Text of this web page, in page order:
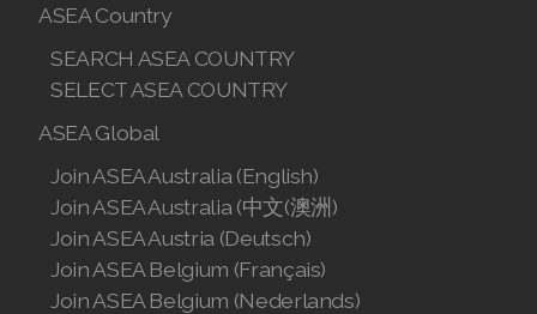
ASEA Country
SEARCH ASEA COUNTRY
SELECT ASEA COUNTRY
ASEA Global
Join ASEA Australia (English)
Join ASEA Australia (中文(澳洲)
Join ASEA Austria (Deutsch)
Join ASEA Belgium (Français)
Join ASEA Belgium (Nederlands)
Join ASEA Singapore (English)
Join ASEA Slovakia (Slovenský)
Join ASEA Slovenia (Slovenščina)
Join ASEA Spain (Español)
Join ASEA Sweden (Svenska)
Join ASEA Switzerland (Deutsch)